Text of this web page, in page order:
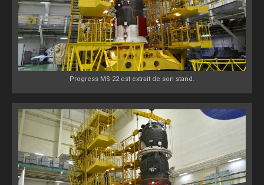
Progress MS-22 est extrait de son stand.